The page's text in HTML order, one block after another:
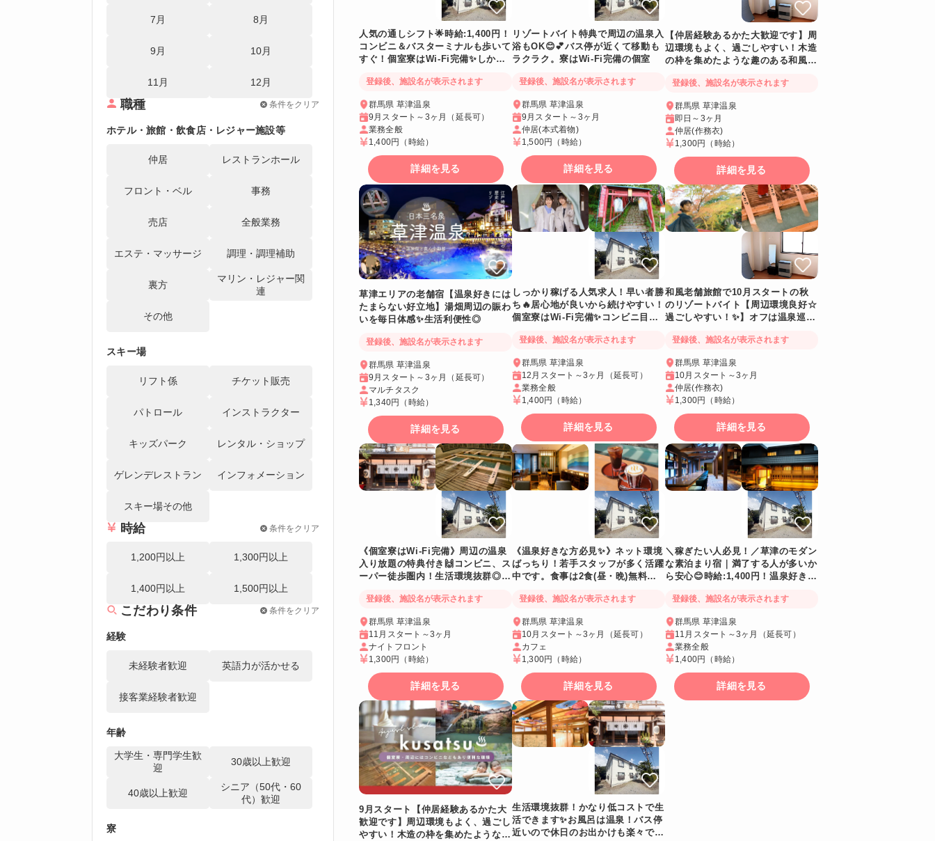
7月 8月
9月 10月
11月 12月
職種 条件をクリア
ホテル・旅館・飲食店・レジャー施設等
仲居 レストランホール
フロント・ベル 事務
売店 全般業務
エステ・マッサージ 調理・調理補助
裏方
マリン・レジャー関
連
その他
スキー場
リフト係 チケット販売
パトロール インストラクター
キッズパーク レンタル・ショップ
ゲレンデレストラン インフォメーション
スキー場その他
時給 条件をクリア
1,200円以上 1,300円以上
1,400円以上 1,500円以上
こだわり条件 条件をクリア
経験
未経験者歓迎 英語力が活かせる
接客業経験者歓迎
年齢
大学生・専門学生歓
迎
30歳以上歓迎
40歳以上歓迎
シニア（50代・60
代）歓迎
寮
人気の通しシフト🌟時給:1,400円！
コンビニ＆バスターミナルも歩いて
すぐ！個室寮はWi-Fi完備✨しかも
登録後、施設名が表示されます
群馬県 草津温泉
9月スタート～3ヶ月（延長可）
業務全般
1,400円 （時給）
詳細を見る
リゾートバイト特典で周辺の温泉入
浴もOK😊💕バス停が近くて移動も
ラクラク。寮はWi-Fi完備の個室
登録後、施設名が表示されます
群馬県 草津温泉
9月スタート～3ヶ月
仲居(本式着物)
1,500円 （時給）
詳細を見る
【仲居経験あるかた大歓迎です】周
辺環境もよく、過ごしやすい！木造
の枠を集めたような趣のある和風老
登録後、施設名が表示されます
群馬県 草津温泉
即日～3ヶ月
仲居(作務衣)
1,300円 （時給）
詳細を見る
草津エリアの老舗宿【温泉好きには
たまらない好立地】湯畑周辺の賑わ
いを毎日体感✨生活利便性◎
登録後、施設名が表示されます
群馬県 草津温泉
9月スタート～3ヶ月（延長可）
マルチタスク
1,340円 （時給）
詳細を見る
しっかり稼げる人気求人！早い者勝
ち🔥居心地が良いから続けやすい！
個室寮はWi-Fi完備✨コンビニ目の
登録後、施設名が表示されます
群馬県 草津温泉
12月スタート～3ヶ月（延長可）
業務全般
1,400円 （時給）
詳細を見る
和風老舗旅館で10月スタートの秋
のリゾートバイト【周辺環境良好☆
過ごしやすい！✨】オフは温泉巡り
登録後、施設名が表示されます
群馬県 草津温泉
10月スタート～3ヶ月
仲居(作務衣)
1,300円 （時給）
詳細を見る
《個室寮はWi-Fi完備》周辺の温泉
入り放題の特典付き🙌コンビニ、ス
ーパー徒歩圏内！生活環境抜群◎途
境！
登録後、施設名が表示されます
群馬県 草津温泉
11月スタート～3ヶ月
ナイトフロント
1,300円 （時給）
詳細を見る
《温泉好きな方必見✨》ネット環境
ばっちり！若手スタッフが多く活躍
中です。食事は2食(昼・晩)無料！
登録後、施設名が表示されます
群馬県 草津温泉
10月スタート～3ヶ月（延長可）
カフェ
1,300円 （時給）
詳細を見る
＼稼ぎたい人必見！／草津のモダン
な素泊まり宿｜満了する人が多いか
ら安心😊時給:1,400円！温泉好きな
登録後、施設名が表示されます
群馬県 草津温泉
11月スタート～3ヶ月（延長可）
業務全般
1,400円 （時給）
詳細を見る
9月スタート【仲居経験あるかた大
歓迎です】周辺環境もよく、過ごし
やすい！木造の枠を集めたような趣
生活環境抜群！かなり低コストで生
活できます✨お風呂は温泉！バス停
近いので休日のお出かけも楽々です